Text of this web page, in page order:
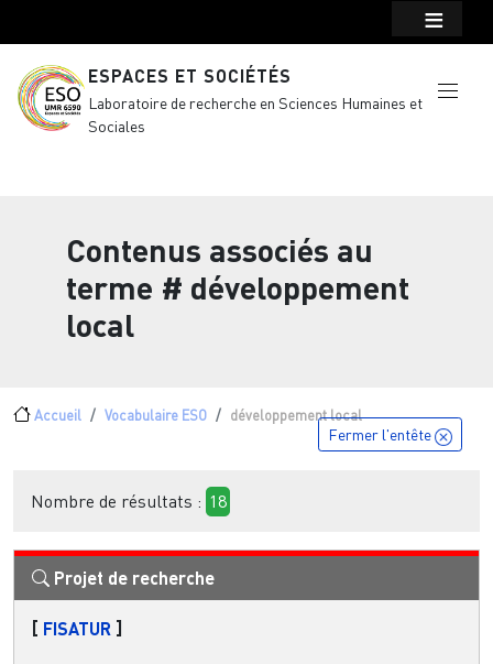
ESPACES ET SOCIÉTÉS
Laboratoire de recherche en Sciences Humaines et
Sociales
Contenus associés au
terme # développement
local
Fil d'Ariane
Accueil Vocabulaire ESO développement local
Fermer l'entête
Nombre de résultats : 18
Projet de recherche
[ FISATUR ]